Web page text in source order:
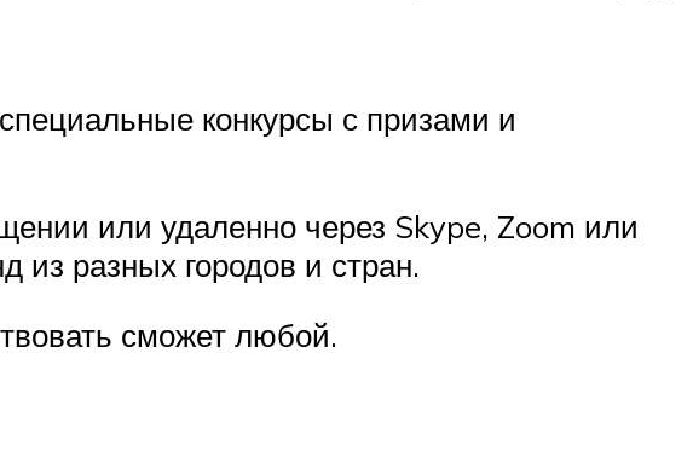
конкурсы с призами и
или удаленно через Skype, Zoom или
из разных городов и стран.
сможет любой.